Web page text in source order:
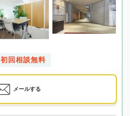
初回相談無料
メールする